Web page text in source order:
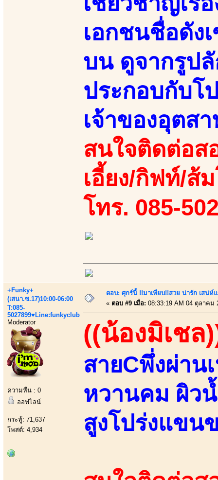
เอกชนชื่อดัง
บน ดูจากรูป
ประกอบกับโ
เจ้าของอุตส
สนใจติดต่อส
เอี้ยง/กิฟท์/ส้
โทร. 085-
+Funky+
(เสนา.ซ.17)10:00-06:00
T:085-
5027899♥Line:funkyclub
Moderator
ความหื่น : 0
ออฟไลน์
กระทู้: 71,637
โพสต์: 4,934
ตอบ: ศุกร์นี้ !!มาเพียบ!!สวย น่ารัก เสน่ห์
« ตอบ #9 เมื่อ: 08:33:19 AM 04 ตุลาคม
((น้องมิเชล
สายCพึ่งผ่าน
หวานคม ผิว
สูงโปร่งแขน